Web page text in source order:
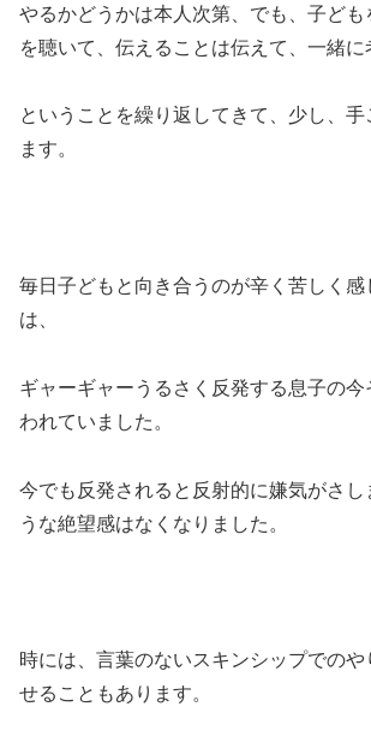
やるかどうかは本人次第、でも、子ども
を聴いて、伝えることは伝えて、一緒に
ということを繰り返してきて、少し、
ます。
毎日子どもと向き合うのが辛く苦しく感
は、
ギャーギャーうるさく反発する息子の今
われていました。
今でも反発されると反射的に嫌気がさし
うな絶望感はなくなりました。
時には、言葉のないスキンシップでの
せることもあります。